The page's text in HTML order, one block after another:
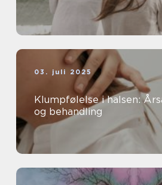
03. juli 2025
Klumpfølelse i halsen:
og behandling